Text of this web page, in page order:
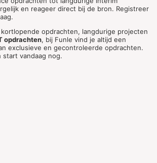
en reageer direct bij de bron. Registreer
opdrachten, langdurige projecten
opdrachten, bij Funle vind je altijd een
exclusieve en gecontroleerde opdrachten.
start vandaag nog.